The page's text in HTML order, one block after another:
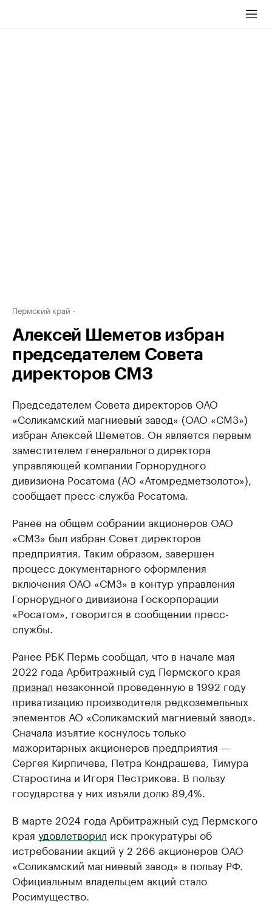
Пермский край
Алексей Шеметов избран
председателем Совета
директоров СМЗ
Председателем Совета директоров ОАО
«Соликамский магниевый завод» (ОАО «СМЗ»)
избран Алексей Шеметов. Он является первым
заместителем генерального директора
управляющей компании Горнорудного
дивизиона Росатома (АО «Атомредметзолото»),
сообщает пресс-служба Росатома.
Ранее на общем собрании акционеров ОАО
«СМЗ» был избран Совет директоров
предприятия. Таким образом, завершен
процесс документарного оформления
включения ОАО «СМЗ» в контур управления
Горнорудного дивизиона Госкорпорации
«Росатом», говорится в сообщении пресс-
службы.
Ранее РБК Пермь сообщал, что в начале мая
2022 года Арбитражный суд Пермского края
признал незаконной проведенную в 1992 году
приватизацию производителя редкоземельных
элементов АО «Соликамский магниевый завод».
Сначала изъятие коснулось только
мажоритарных акционеров предприятия —
Сергея Кирпичева, Петра Кондрашева, Тимура
Старостина и Игоря Пестрикова. В пользу
государства у них изъяли долю 89,4%.
В марте 2024 года Арбитражный суд Пермского
края удовлетворил иск прокуратуры об
истребовании акций у 2 266 акционеров ОАО
«Соликамский магниевый завод» в пользу РФ.
Официальным владельцем акций стало
Росимущество.